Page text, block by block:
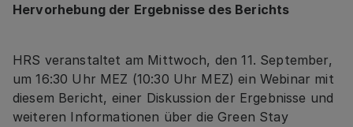
Hervorhebung der Ergebnisse des Berichts
HRS veranstaltet am Mittwoch, den 11. September,
um 16:30 Uhr MEZ (10:30 Uhr MEZ) ein Webinar mit
diesem Bericht, einer Diskussion der Ergebnisse und
weiteren Informationen über die Green Stay